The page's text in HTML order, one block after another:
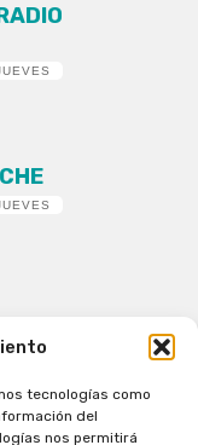
tecnologías como
del
nos permitirá